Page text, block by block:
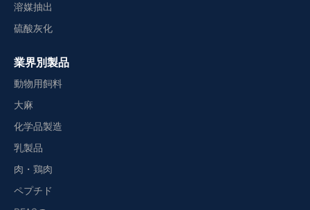
溶媒抽出
硫酸灰化
業界別製品
動物用飼料
大麻
化学品製造
乳製品
肉・鶏肉
ペプチド